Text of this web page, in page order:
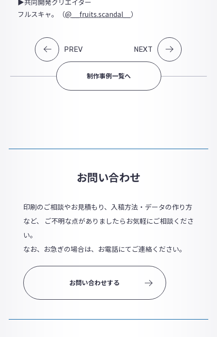
▶共同開発クリエイター
フルスキャ。（@__fruits.scandal__ ）
PREV
制作事例一覧へ
NEXT
お問い合わせ
印刷のご相談やお見積もり、入稿方法・データの作り方
など、 ご不明な点がありましたらお気軽にご相談くださ
い。
なお、お急ぎの場合は、お電話にてご連絡ください。
お問い合わせする